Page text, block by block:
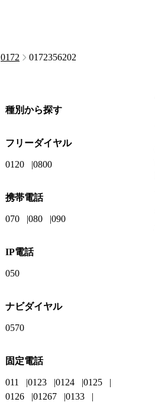
0172 0172356202
種別から探す
フリーダイヤル
0120 0800
携帯電話
070 080 090
IP電話
050
ナビダイヤル
0570
固定電話
011 0123 0124
0125
0126
01267
0133